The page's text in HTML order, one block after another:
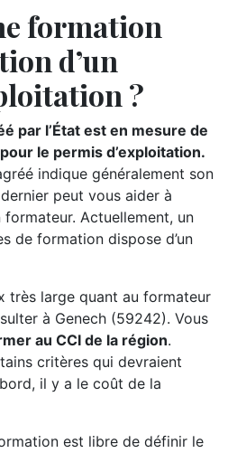
formation
d’un
?
par l’État est en mesure de
le permis d’exploitation.
indique généralement son
peut vous aider à
Actuellement, un
de formation dispose d’un
très large quant au formateur
à Genech (59242). Vous
au CCI de la région.
critères qui devraient
il y a le coût de la
est libre de définir le